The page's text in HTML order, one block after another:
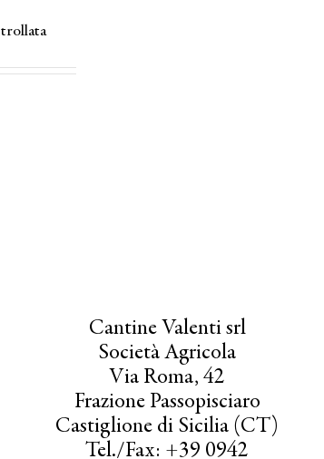
Cantine Valenti srl
Società Agricola
Via Roma, 42
Frazione Passopisciaro
Castiglione di Sicilia (CT)
Tel./Fax: +39 0942